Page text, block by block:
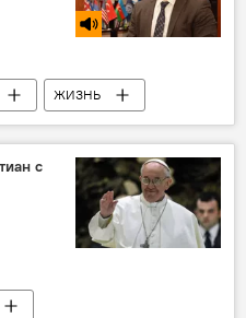
ЖИЗНЬ
Экономика
с